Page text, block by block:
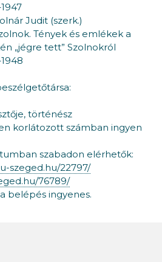
Judit (szerk.)
Tények és emlékek a
„jégre tett” Szolnokról
történész
korlátozott számban ingyen
szabadon elérhetők:
szeged.hu/22797/
76789/
belépés ingyenes.